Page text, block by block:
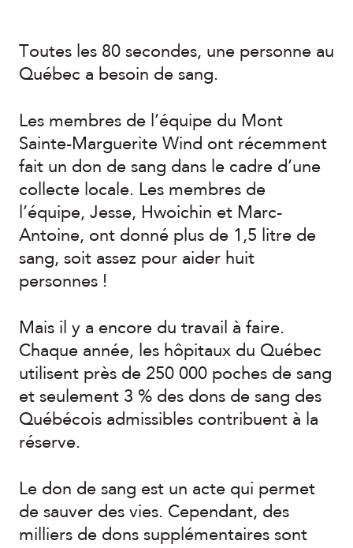
Toutes les 80 secondes, une personne au
Québec a besoin de sang.
Les membres de l’équipe du Mont
Sainte-Marguerite Wind ont récemment
fait un don de sang dans le cadre d’une
collecte locale. Les membres de
l’équipe, Jesse, Hwoichin et Marc-
Antoine, ont donné plus de 1,5 litre de
sang, soit assez pour aider huit
personnes !
Mais il y a encore du travail à faire.
Chaque année, les hôpitaux du Québec
utilisent près de 250 000 poches de sang
et seulement 3 % des dons de sang des
Québécois admissibles contribuent à la
réserve.
Le don de sang est un acte qui permet
de sauver des vies. Cependant, des
milliers de dons supplémentaires sont